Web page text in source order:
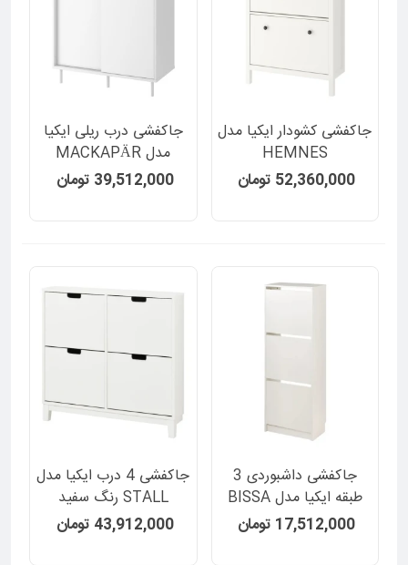
جاکفشی کشودار ایکیا مدل
HEMNES
52,360,000 تومان
جاکفشی درب ریلی ایکیا
مدل MACKAPÄR
39,512,000 تومان
جاکفشی داشبوردی 3
طبقه ایکیا مدل BISSA
رنگ سفید
17,512,000 تومان
جاکفشی 4 درب ایکیا مدل
STALL رنگ سفید
43,912,000 تومان